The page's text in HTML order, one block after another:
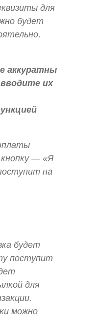
для
будет
аккуратны
их
— «Я
на
будет
поступит
для
можно